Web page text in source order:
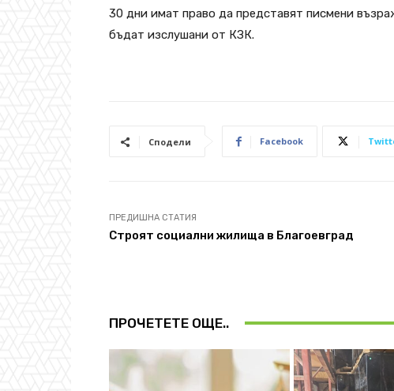
30 дни имат право да представят писмени
бъдат изслушани от КЗК.
Сподели Facebook
ПРЕДИШНА СТАТИЯ
Строят социални жилища в Благоевград
ПРОЧЕТЕТЕ ОЩЕ..